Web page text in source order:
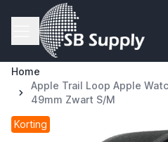
Ga naar de inhoud
Home
Apple Trail Loop Apple
49mm Zwart S/M
Korting